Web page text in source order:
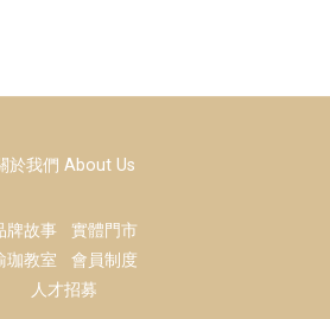
於我們 About Us
牌故事 實體門市
珈教室 會員制度
人才招募